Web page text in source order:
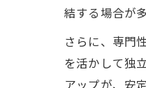
結する場合が
さらに、専門
を活かして独
アップが、安